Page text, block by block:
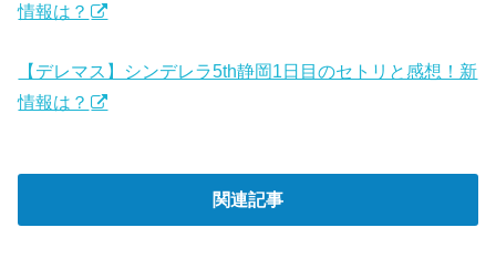
情報は？
【デレマス】シンデレラ5th静岡1日目のセトリと感想！新
情報は？
関連記事